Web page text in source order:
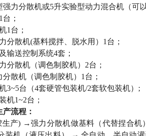
力分散机或5升实验型动力混合机（可
；
1台；
分散机(基料搅拌、脱水用）1台；
输送控制系统4套；
分散机（调色制胶机）2台；
散机（调色制胶机）1台；
3~5台（4套硬管包装机/2套软包装机）;
机1~2台；
流程：
产) →强力分散机做基料（代替捏合